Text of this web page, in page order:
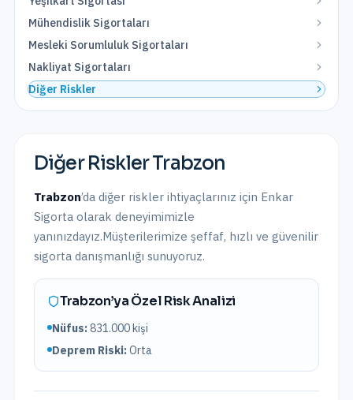
Mühendislik Sigortaları
Mesleki Sorumluluk Sigortaları
Nakliyat Sigortaları
Diğer Riskler
Diğer RisklerTrabzon
Trabzon’da diğer riskler ihtiyaçlarınız için Enkar
Sigorta olarak deneyimimizle
yanınızdayız.Müşterilerimize şeffaf, hızlı ve güvenilir
sigorta danışmanlığı sunuyoruz.
Trabzon’ya Özel Risk Analizi
Nüfus:831.000kişi
Deprem Riski:Orta